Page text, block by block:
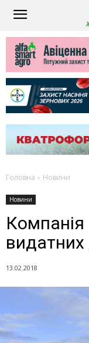
Головна Новини
Новини
Компанія
13.02.2018